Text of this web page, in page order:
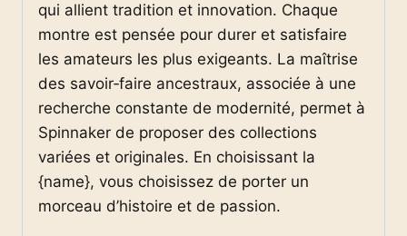
qui allient tradition et innovation. Chaque
montre est pensée pour durer et satisfaire
les amateurs les plus exigeants. La maîtrise
des savoir‑faire ancestraux, associée à une
recherche constante de modernité, permet à
Spinnaker de proposer des collections
variées et originales. En choisissant la
{name}, vous choisissez de porter un
morceau d’histoire et de passion.